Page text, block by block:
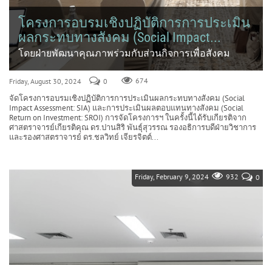
โครงการอบรมเชิงปฏิบัติการการประเมิน
ผลกระทบทางสังคม (Social Impact...
โดยฝ่ายพัฒนาคุณภาพร่วมกับส่วนกิจการเพื่อสังคม
Friday, August 30, 2024 0 674
จัดโครงการอบรมเชิงปฏิบัติการการประเมินผลกระทบทางสังคม (Social
Impact Assessment: SIA) และการประเมินผลตอบแทนทางสังคม (Social
Return on Investment: SROI) การจัดโครงการฯ ในครั้งนี้ได้รับเกียรติจาก
ศาสตราจารย์เกียรติคุณ ดร.ปานสิริ พันธุ์สุวรรณ รองอธิการบดีฝ่ายวิชาการ
และรองศาสตราจารย์ ดร.ชลวิทย์ เจียรจิตต์...
Friday, February 9, 2024 0
932